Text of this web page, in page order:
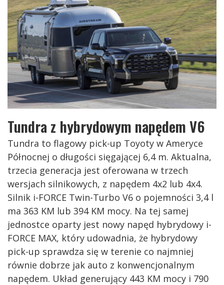
Tundra z hybrydowym napędem V6
Tundra to flagowy pick-up Toyoty w Ameryce
Północnej o długości sięgającej 6,4 m. Aktualna,
trzecia generacja jest oferowana w trzech
wersjach silnikowych, z napędem 4x2 lub 4x4.
Silnik i-FORCE Twin-Turbo V6 o pojemności 3,4 l
ma 363 KM lub 394 KM mocy. Na tej samej
jednostce oparty jest nowy napęd hybrydowy i-
FORCE MAX, który udowadnia, że hybrydowy
pick-up sprawdza się w terenie co najmniej
równie dobrze jak auto z konwencjonalnym
napędem. Układ generujący 443 KM mocy i 790